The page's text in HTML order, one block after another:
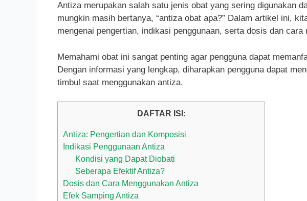
Antiza merupakan salah satu jenis obat yang sering digunakan
mungkin masih bertanya, “antiza obat apa?” Dalam artikel ini,
mengenai pengertian, indikasi penggunaan, serta dosis dan cara
Memahami obat ini sangat penting agar pengguna dapat
Dengan informasi yang lengkap, diharapkan pengguna dapat
timbul saat menggunakan antiza.
DAFTAR ISI:
Antiza: Pengertian dan Komposisi
Indikasi Penggunaan Antiza
Kondisi yang Dapat Diobati
Seberapa Efektif Antiza?
Dosis dan Cara Menggunakan Antiza
Efek Samping Antiza